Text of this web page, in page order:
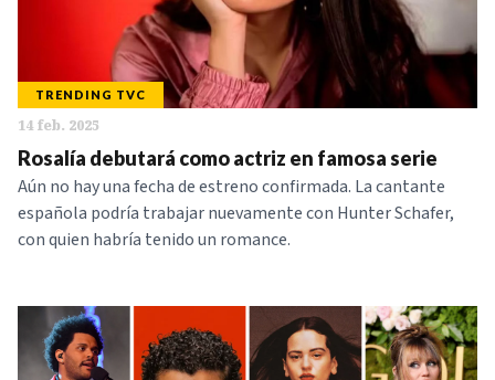
TRENDING TVC
14 feb. 2025
Rosalía debutará como actriz en famosa serie
Aún no hay una fecha de estreno confirmada. La cantante
española podría trabajar nuevamente con Hunter Schafer,
con quien habría tenido un romance.